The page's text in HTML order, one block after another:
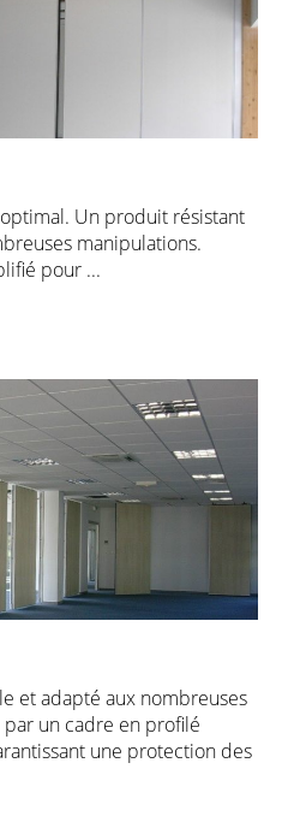
Un produit résistant
manipulations.
pour ...
et adapté aux nombreuses
un cadre en profilé
une protection des